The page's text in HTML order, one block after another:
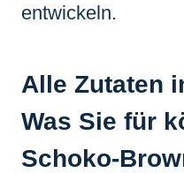
entwickeln.
Alle Zutaten
Was Sie für
Schoko-